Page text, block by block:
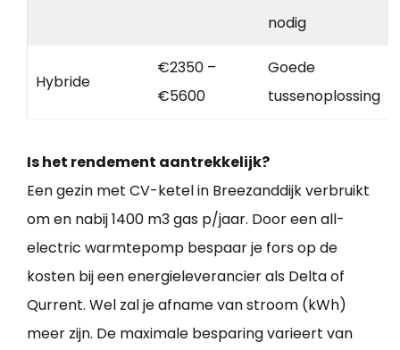
nodig
Hybride
€2350 –
€5600
Goede
tussenoplossing
Is het rendement aantrekkelijk?
Een gezin met CV-ketel in Breezanddijk verbruikt
om en nabij 1400 m3 gas p/jaar. Door een all-
electric warmtepomp bespaar je fors op de
kosten bij een energieleverancier als Delta of
Qurrent. Wel zal je afname van stroom (kWh)
meer zijn. De maximale besparing varieert van